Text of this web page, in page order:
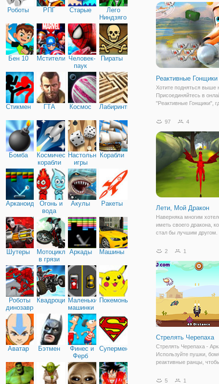
Роботы РПГ Старые
Лего
Ниндзяго
Бен 10 Мстители Человек-
паук
Пираты
Стикмен ГТА Космос Лабиринты
Бомба
Космические
корабли
Настольные
игры
Корабли
Арканоид
Огонь и
вода
Акулы Ракеты
Шутеры
Мотоциклы
в грязи
Аркады Машины
Роботы
динозавры
КвадроциклыМаленькие
машинки
Покемоны
Аватар Бэтмен
Финес и
Ферб
Супермен
через галактику и
способности
энергией,
Реактивные Гонщики
Хотите подняться выше
Присоединяйтесь в
"Реактивные Гонщики",
пилот. Ведь под вашим
мультфильма
задача заключается в
97 4
Лети, Мой Дракон
Наверняка многим
иметь своего дракона,
стал бы лучшим другом.
например, в игре "Лети,
увлекательная игра,
станет отличной
2 1
Стрелять Черепаха
Стрелять Черепаха -
Используйте пушки,
реактивные ранцы,
черепашку!
5 1